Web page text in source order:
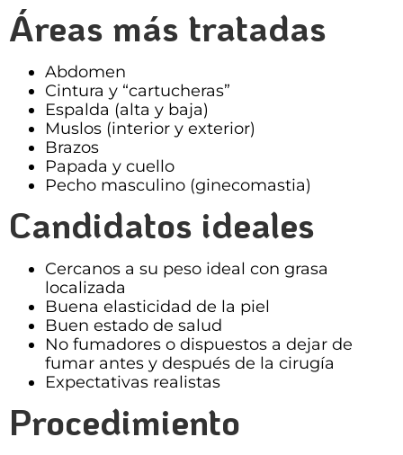
Áreas más tratadas
Abdomen
Cintura y “cartucheras”
Espalda (alta y baja)
Muslos (interior y exterior)
Brazos
Papada y cuello
Pecho masculino (ginecomastia)
Candidatos ideales
Cercanos a su peso ideal con grasa
localizada
Buena elasticidad de la piel
Buen estado de salud
No fumadores o dispuestos a dejar de
fumar antes y después de la cirugía
Expectativas realistas
Procedimiento